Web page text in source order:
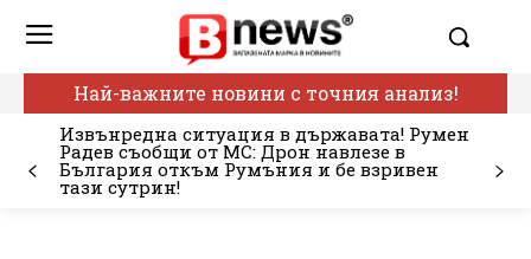
Най-важните новини с точния анализ!
Извънредна ситуация в държавата! Румен
Радев съобщи от МС: Дрон навлезе в
България откъм Румъния и бе взривен
тази сутрин!